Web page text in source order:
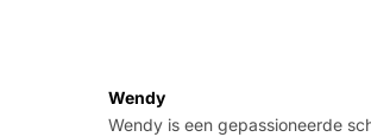
Wendy
Wendy is een gepassioneerde